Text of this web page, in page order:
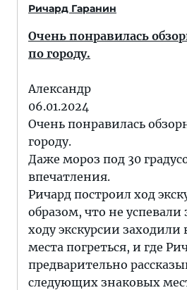
Ричард Гаранин
Очень понравилась
по городу.
Александр
06.01.2024
Очень понравилась
городу.
Даже мороз под 30
впечатления.
Ричард построил ход
образом, что не
ходу экскурсии
места погреться, и где
предварительно
следующих знаковых